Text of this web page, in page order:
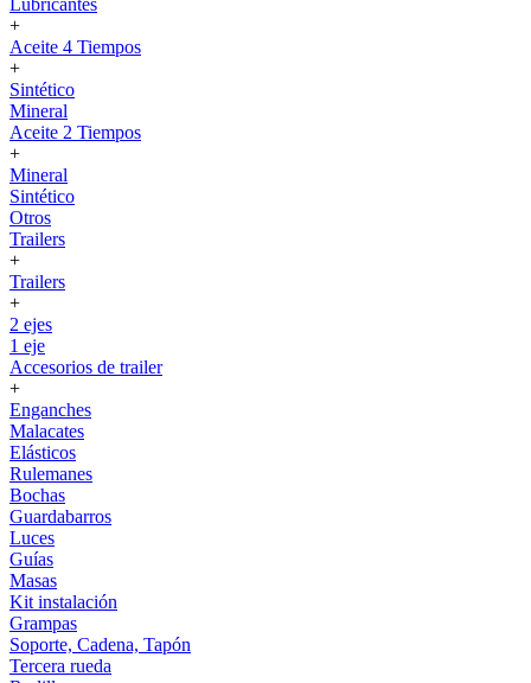
Lubricantes
+
Aceite 4 Tiempos
+
Sintético
Mineral
Aceite 2 Tiempos
+
Mineral
Sintético
Otros
Trailers
+
Trailers
+
2 ejes
1 eje
Accesorios de trailer
+
Enganches
Malacates
Elásticos
Rulemanes
Bochas
Guardabarros
Luces
Guías
Masas
Kit instalación
Grampas
Soporte, Cadena, Tapón
Tercera rueda